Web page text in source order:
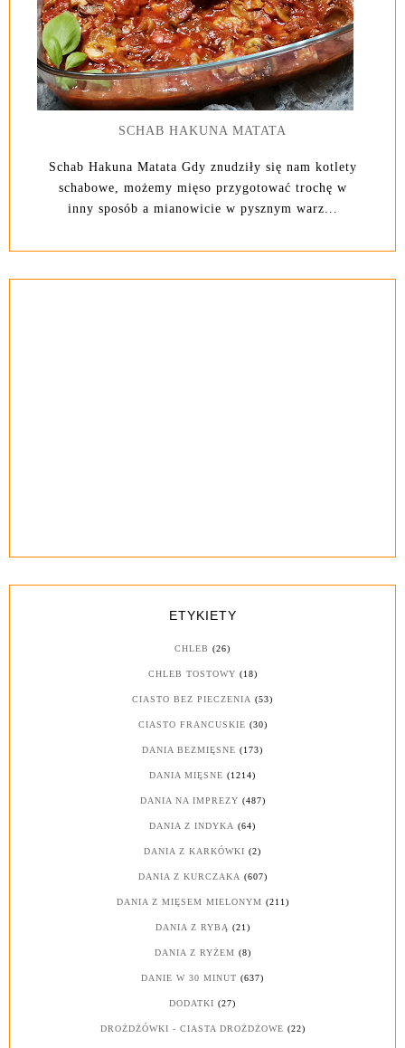
SCHAB HAKUNA MATATA
Schab Hakuna Matata Gdy znudziły się nam kotlety
schabowe, możemy mięso przygotować trochę w
inny sposób a mianowicie w pysznym warz...
ETYKIETY
CHLEB (26)
CHLEB TOSTOWY (18)
CIASTO BEZ PIECZENIA (53)
CIASTO FRANCUSKIE (30)
DANIA BEZMIĘSNE (173)
DANIA MIĘSNE (1214)
DANIA NA IMPREZY (487)
DANIA Z INDYKA (64)
DANIA Z KARKÓWKI (2)
DANIA Z KURCZAKA (607)
DANIA Z MIĘSEM MIELONYM (211)
DANIA Z RYBĄ (21)
DANIA Z RYŻEM (8)
DANIE W 30 MINUT (637)
DODATKI (27)
DROŻDŻÓWKI - CIASTA DROŻDŻOWE (22)